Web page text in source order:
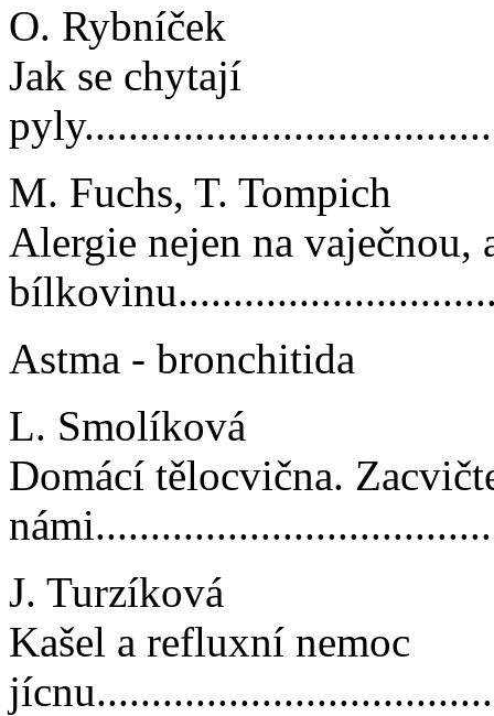
O. Rybníček
Jak se chytají
M. Fuchs, T. Tompich
Alergie nejen na vaječnou,
Astma - bronchitida
L. Smolíková
Domácí tělocvična.
J. Turzíková
Kašel a refluxní nemoc